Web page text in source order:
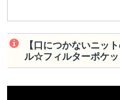
【口につかないニッ
ル☆フィルターポケ